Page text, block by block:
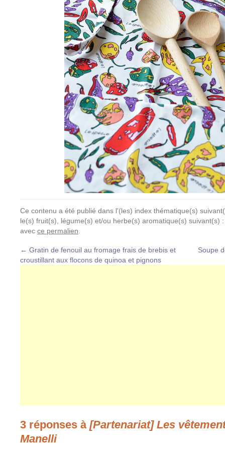
Ce contenu a été publié dans l'(les) index thématique(s)
le(s) fruit(s), légume(s) et/ou herbe(s) aromatique(s) suivant(s)
avec ce permalien
← Gratin de fenouil au fromage frais de brebis et
croustillant aux flocons de quinoa et pignons
Soupe
3 réponses à [Partenariat] Les
Manelli